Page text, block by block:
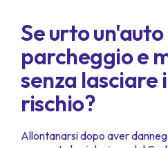
Se urto un'auto
parcheggio e
senza lasciare
rischio?
Allontanarsi dopo aver